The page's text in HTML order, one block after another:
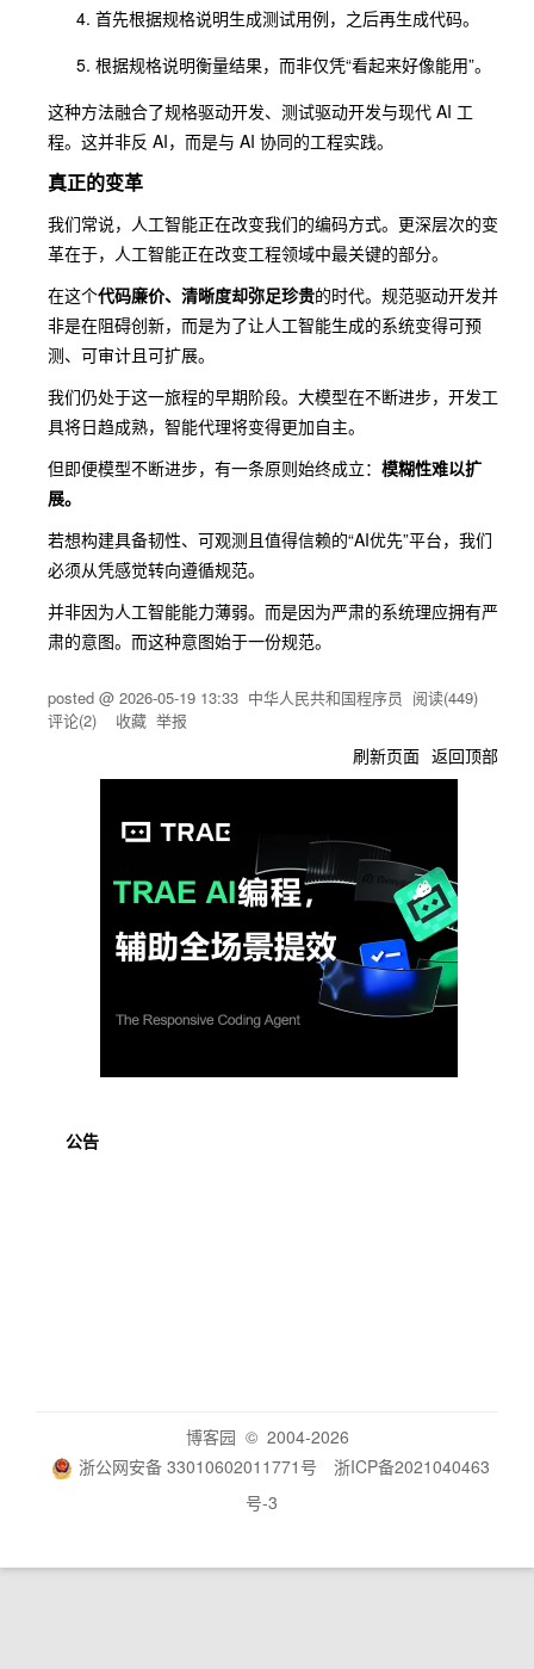
首先根据规格说明生成测试用例，之后再生成代码。
根据规格说明衡量结果，而非仅凭“看起来好像能用”。
这种方法融合了规格驱动开发、测试驱动开发与现代 AI 工
程。这并非反 AI，而是与 AI 协同的工程实践。
真正的变革
我们常说，人工智能正在改变我们的编码方式。更深层次的变
革在于，人工智能正在改变工程领域中最关键的部分。
在这个代码廉价、清晰度却弥足珍贵的时代。规范驱动开发并
非是在阻碍创新，而是为了让人工智能生成的系统变得可预
测、可审计且可扩展。
我们仍处于这一旅程的早期阶段。大模型在不断进步，开发工
具将日趋成熟，智能代理将变得更加自主。
但即便模型不断进步，有一条原则始终成立： 模糊性难以扩
展。
若想构建具备韧性、可观测且值得信赖的“AI优先”平台，我们
必须从凭感觉转向遵循规范。
并非因为人工智能能力薄弱。而是因为严肃的系统理应拥有严
肃的意图。而这种意图始于一份规范。
posted @ 2026-05-19 13:33 中华人民共和国程序员 阅读(449)
评论(2) 收藏 举报
刷新页面 返回顶部
公告
博客园 © 2004-2026
浙公网安备 33010602011771号
浙ICP备2021040463
号-3